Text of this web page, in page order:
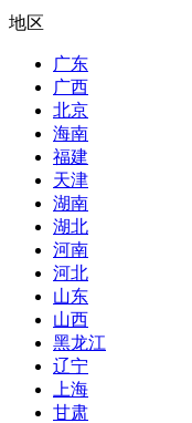
地区
广东
广西
北京
海南
福建
天津
湖南
湖北
河南
河北
山东
山西
黑龙江
辽宁
上海
甘肃